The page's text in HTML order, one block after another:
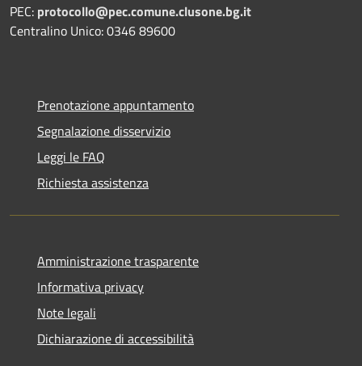
PEC: protocollo@pec.comune.clusone.bg.it
Centralino Unico: 0346 89600
Prenotazione appuntamento
Segnalazione disservizio
Leggi le FAQ
Richiesta assistenza
Amministrazione trasparente
Informativa privacy
Note legali
Dichiarazione di accessibilità